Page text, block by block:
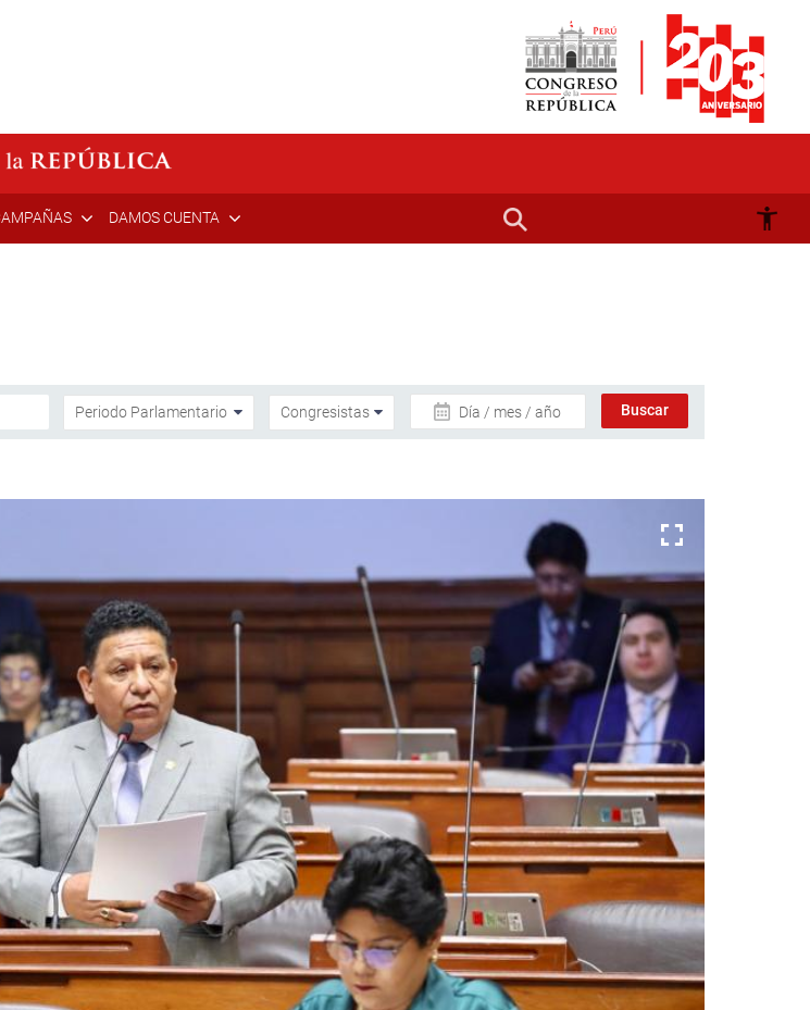
DAMOS CUENTA
Día / mes / año